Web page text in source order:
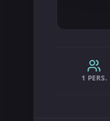
1 PERS.